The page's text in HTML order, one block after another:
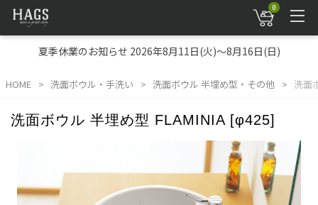
0
夏季休業のお知らせ 2026年8月11日(火)～8月16日(日)
HOME 洗面ボウル・手洗い 洗面ボウル 半埋め型・その他 洗面
洗面ボウル 半埋め型 FLAMINIA [φ425]